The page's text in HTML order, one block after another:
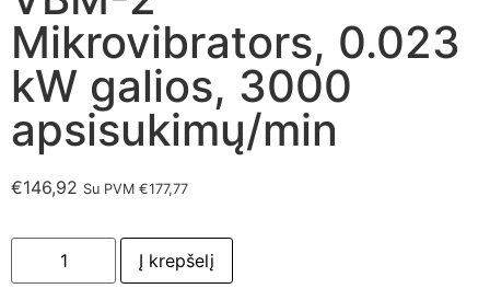
Mikrovibrators, 0.023
kW galios, 3000
apsisukimų/min
€146,92 Su PVM €177,77
Į krepšelį